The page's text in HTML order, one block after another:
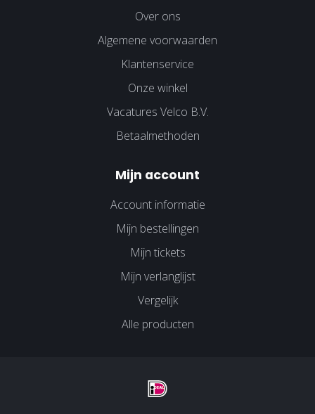
Over ons
Algemene voorwaarden
Klantenservice
Onze winkel
Vacatures Velco B.V.
Betaalmethoden
Mijn account
Account informatie
Mijn bestellingen
Mijn tickets
Mijn verlanglijst
Vergelijk
Alle producten